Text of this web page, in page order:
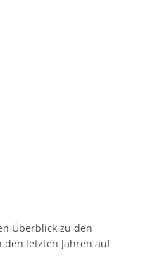
Überblick zu den
letzten Jahren auf